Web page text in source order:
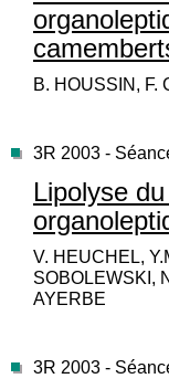
B. HOUSSIN, F.
3R 2003 -
Lipolyse
V. HEUCHEL,
SOBOLEWSKI,
AYERBE
3R 2003 -